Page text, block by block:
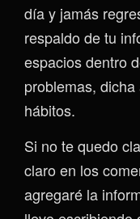
día y jamás
respaldo de tu
espacios dentro
problemas,
hábitos.
Si no te quedo
claro en los
agregaré la